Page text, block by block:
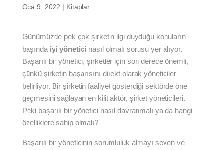
Oca 9, 2022 | Kitaplar
Günümüzde pek çok şirketin ilgi duyduğu konuların
başında iyi yönetici nasıl olmalı sorusu yer alıyor.
Başarılı bir yönetici, şirketler için son derece önemli,
çünkü şirketin başarısını direkt olarak yöneticiler
belirliyor. Bir şirketin faaliyet gösterdiği sektörde öne
geçmesini sağlayan en kilit aktör, şirket yöneticileri.
Peki başarılı bir yönetici nasıl davranmalı ya da hangi
özelliklere sahip olmalı?
Başarılı bir yöneticinin sorumluluk almayı seven ve